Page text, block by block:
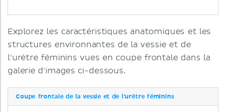
Explorez les caractéristiques anatomiques et les
structures environnantes de la vessie et de
l'urètre féminins vues en coupe frontale dans la
galerie d'images ci-dessous.
Coupe frontale de la vessie et de l'urètre féminins